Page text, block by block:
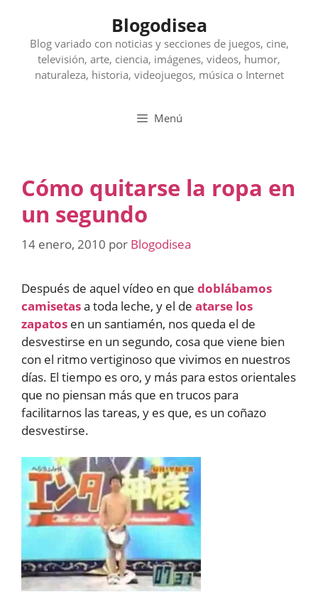
contenido
Blogodisea
Blog variado con noticias y secciones de juegos, cine,
televisión, arte, ciencia, imágenes, videos, humor,
naturaleza, historia, videojuegos, música o Internet
Menú
Cómo quitarse la ropa en
un segundo
14 enero, 2010 por Blogodisea
Después de aquel vídeo en que doblábamos
camisetasa toda leche, y el de atarse los
zapatos en un santiamén, nos queda el de
desvestirse en un segundo, cosa que viene bien
con el ritmo vertiginoso que vivimos en nuestros
días. El tiempo es oro, y más para estos orientales
que no piensan más que en trucos para
facilitarnos las tareas, y es que, es un coñazo
desvestirse.